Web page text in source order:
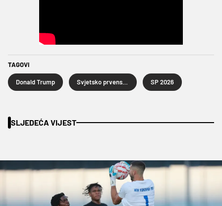
TAGOVI
Donald Trump SP 2026
SLJEDEĆA VIJEST